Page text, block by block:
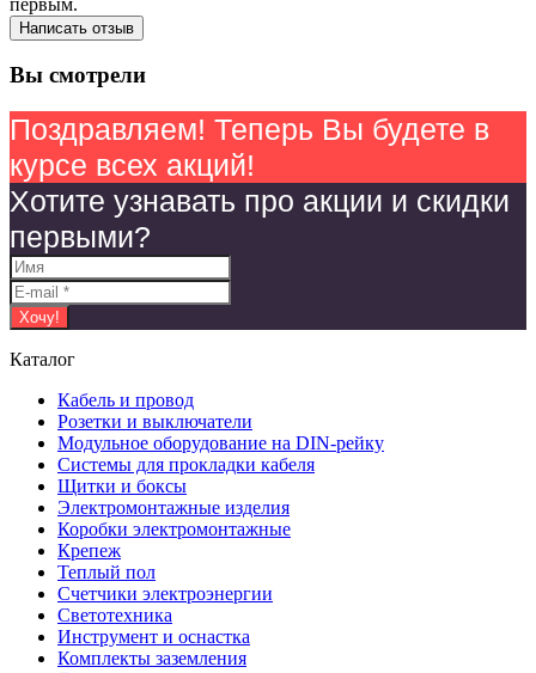
Написать отзыв
Вы смотрели
Поздравляем! Теперь Вы будете в
курсе всех акций!
Хотите узнавать про акции и скидки
первыми?
Каталог
Кабель и провод
Розетки и выключатели
Модульное оборудование на DIN-рейку
Системы для прокладки кабеля
Щитки и боксы
Электромонтажные изделия
Коробки электромонтажные
Крепеж
Теплый пол
Счетчики электроэнергии
Светотехника
Инструмент и оснастка
Комплекты заземления